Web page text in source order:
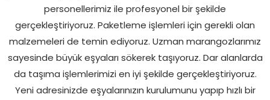
personellerimiz ile profesyonel bir şekilde
gerçekleştiriyoruz. Paketleme işlemleri için gerekli olan
malzemeleri de temin ediyoruz. Uzman marangozlarımız
sayesinde büyük eşyaları sökerek taşıyoruz. Dar alanlarda
da taşıma işlemlerimizi en iyi şekilde gerçekleştiriyoruz.
Yeni adresinizde eşyalarınızın kurulumunu yapıp hızlı bir